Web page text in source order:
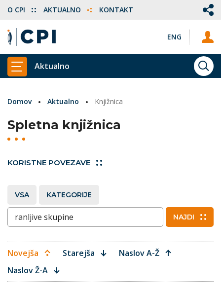
ENG
O CPI AKTUALNO KONTAKT
PRIKAŽI GLAVNI MENI
Aktualno
Domov Aktualno Knjižnica
Spletna knjižnica
KORISTNE POVEZAVE
VSA KATEGORIJE
Vnesite ključne besede NAJDI
Novejša Starejša
Naslov A-Ž
Naslov Ž-A